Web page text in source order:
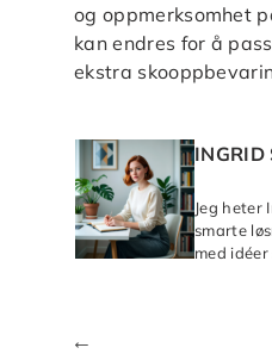
og oppmerksomhet
kan endres for å
ekstra
INGRID
Jeg heter
smarte
med